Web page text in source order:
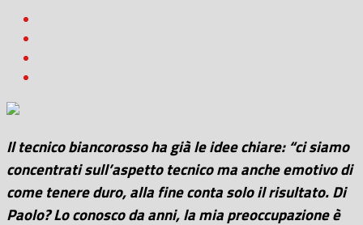
Il tecnico biancorosso ha già le idee chiare: “ci siamo
concentrati sull’aspetto tecnico ma anche emotivo di
come tenere duro, alla fine conta solo il risultato. Di
Paolo? Lo conosco da anni, la mia preoccupazione è